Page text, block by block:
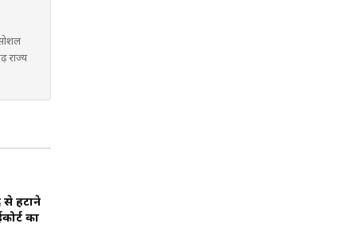
राज्य
से हटाने
का